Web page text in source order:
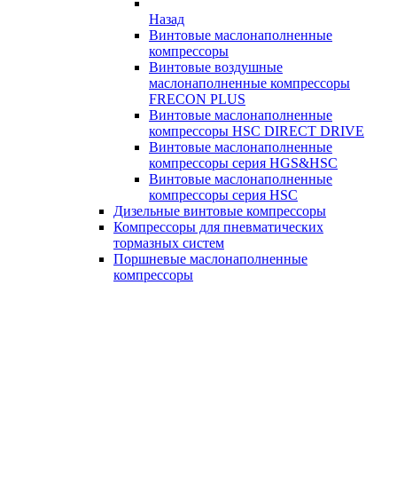
Назад
Винтовые маслонаполненные
компрессоры
Винтовые воздушные
маслонаполненные компрессоры
FRECON PLUS
Винтовые маслонаполненные
компрессоры HSC DIRECT DRIVE
Винтовые маслонаполненные
компрессоры серия HGS&HSC
Винтовые маслонаполненные
компрессоры серия HSC
Дизельные винтовые компрессоры
Компрессоры для пневматических
тормазных систем
Поршневые маслонаполненные
компрессоры